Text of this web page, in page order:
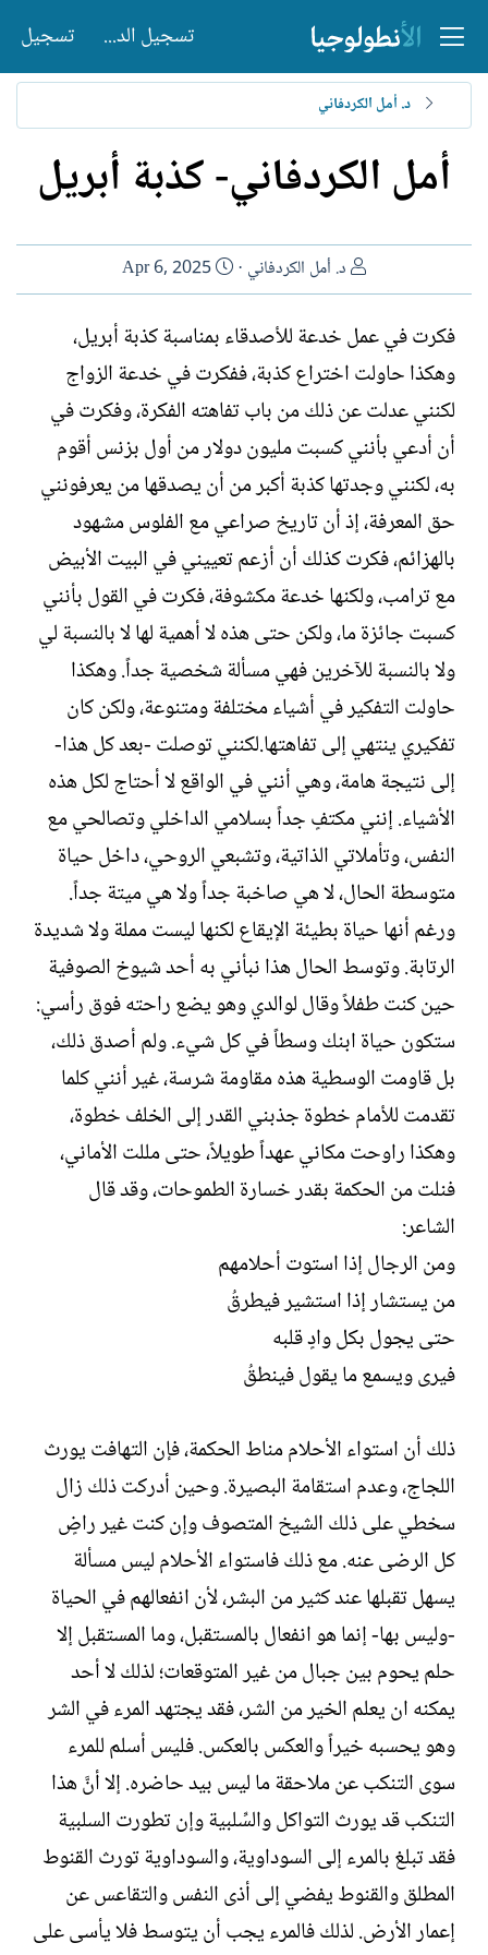
تسجيل الدخول تسجيل
د. أمل الكردفاني
أمل الكردفاني- كذبة أبريل
ا
ل
ت
د. أمل الكردفاني
ت
ا
ي
خ
ل
إ
ن
ش
ا
ء
Apr 6, 2025
فكرت في عمل خدعة للأصدقاء بمناسبة كذبة أبريل،
وهكذا حاولت اختراع كذبة، ففكرت في خدعة الزواج
لكنني عدلت عن ذلك من باب تفاهته الفكرة، وفكرت في
أن أدعي بأنني كسبت مليون دولار من أول بزنس أقوم
به، لكنني وجدتها كذبة أكبر من أن يصدقها من يعرفونني
حق المعرفة، إذ أن تاريخ صراعي مع الفلوس مشهود
بالهزائم، فكرت كذلك أن أزعم تعييني في البيت الأبيض
مع ترامب، ولكنها خدعة مكشوفة، فكرت في القول بأنني
كسبت جائزة ما، ولكن حتى هذه لا أهمية لها لا بالنسبة لي
ولا بالنسبة للآخرين فهي مسألة شخصية جداً. وهكذا
حاولت التفكير في أشياء مختلفة ومتنوعة، ولكن كان
تفكيري ينتهي إلى تفاهتها.لكنني توصلت -بعد كل هذا-
إلى نتيجة هامة، وهي أنني في الواقع لا أحتاج لكل هذه
الأشياء. إنني مكتفٍ جداً بسلامي الداخلي وتصالحي مع
النفس، وتأملاتي الذاتية، وتشبعي الروحي، داخل حياة
متوسطة الحال، لا هي صاخبة جداً ولا هي ميتة جداً.
ورغم أنها حياة بطيئة الإيقاع لكنها ليست مملة ولا شديدة
الرتابة. وتوسط الحال هذا نبأني به أحد شيوخ الصوفية
حين كنت طفلاً وقال لوالدي وهو يضع راحته فوق رأسي:
ستكون حياة ابنك وسطاً في كل شيء. ولم أصدق ذلك،
بل قاومت الوسطية هذه مقاومة شرسة، غير أنني كلما
تقدمت للأمام خطوة جذبني القدر إلى الخلف خطوة،
وهكذا راوحت مكاني عهداً طويلاً، حتى مللت الأماني،
فنلت من الحكمة بقدر خسارة الطموحات، وقد قال
الشاعر:
ومن الرجال إذا استوت أحلامهم
من يستشار إذا استشير فيطرقُ
حتى يجول بكل وادٍ قلبه
فيرى ويسمع ما يقول فينطقُ
ذلك أن استواء الأحلام مناط الحكمة، فإن التهافت يورث
اللجاج، وعدم استقامة البصيرة. وحين أدركت ذلك زال
سخطي على ذلك الشيخ المتصوف وإن كنت غير راضٍ
كل الرضى عنه. مع ذلك فاستواء الأحلام ليس مسألة
يسهل تقبلها عند كثير من البشر، لأن انفعالهم في الحياة
-وليس بها- إنما هو انفعال بالمستقبل، وما المستقبل إلا
حلم يحوم بين جبال من غير المتوقعات؛ لذلك لا أحد
يمكنه ان يعلم الخير من الشر، فقد يجتهد المرء في الشر
وهو يحسبه خيراً والعكس بالعكس. فليس أسلم للمرء
سوى التنكب عن ملاحقة ما ليس بيد حاضره. إلا أنَّ هذا
التنكب قد يورث التواكل والسِّلبية وإن تطورت السلبية
فقد تبلغ بالمرء إلى السوداوية، والسوداوية تورث القنوط
المطلق والقنوط يفضي إلى أذى النفس والتقاعس عن
إعمار الأرض. لذلك فالمرء يجب أن يتوسط فلا يأسى على